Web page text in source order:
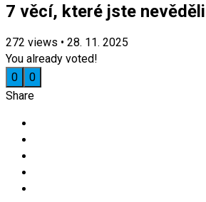
7 věcí, které jste
272 views • 28. 11. 2025
You already voted!
0
0
Share